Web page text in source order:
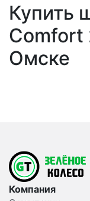
Купить
Comfort
Омске
Компания